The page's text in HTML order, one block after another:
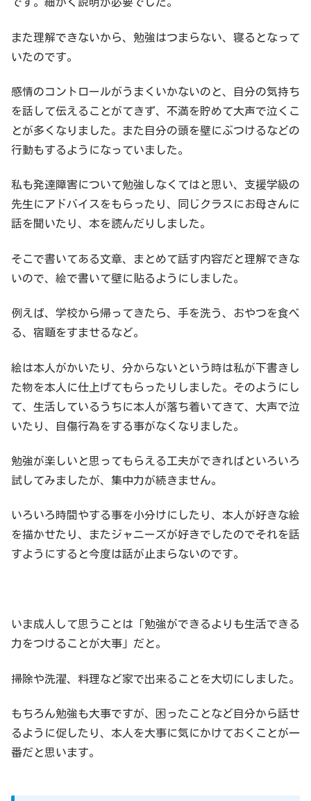
です。細かく説明が必要でした。
また理解できないから、勉強はつまらない、寝るとなって
いたのです。
感情のコントロールがうまくいかないのと、自分の気持ち
を話して伝えることがてきず、不満を貯めて大声で泣くこ
とが多くなりました。また自分の頭を壁にぶつけるなどの
行動もするようになっていました。
私も発達障害について勉強しなくてはと思い、支援学級の
先生にアドバイスをもらったり、同じクラスにお母さんに
話を聞いたり、本を読んだりしました。
そこで書いてある文章、まとめて話す内容だと理解できな
いので、絵で書いて壁に貼るようにしました。
例えば、学校から帰ってきたら、手を洗う、おやつを食べ
る、宿題をすませるなど。
絵は本人がかいたり、分からないという時は私が下書きし
た物を本人に仕上げてもらったりしました。そのようにし
て、生活しているうちに本人が落ち着いてきて、大声で泣
いたり、自傷行為をする事がなくなりました。
勉強が楽しいと思ってもらえる工夫ができればといろいろ
試してみましたが、集中力が続きません。
いろいろ時間やする事を小分けにしたり、本人が好きな絵
を描かせたり、またジャニーズが好きでしたのでそれを話
すようにすると今度は話が止まらないのです。
いま成人して思うことは「勉強ができるよりも生活できる
力をつけることが大事」だと。
掃除や洗濯、料理など家で出来ることを大切にしました。
もちろん勉強も大事ですが、困ったことなど自分から話せ
るように促したり、本人を大事に気にかけておくことが一
番だと思います。